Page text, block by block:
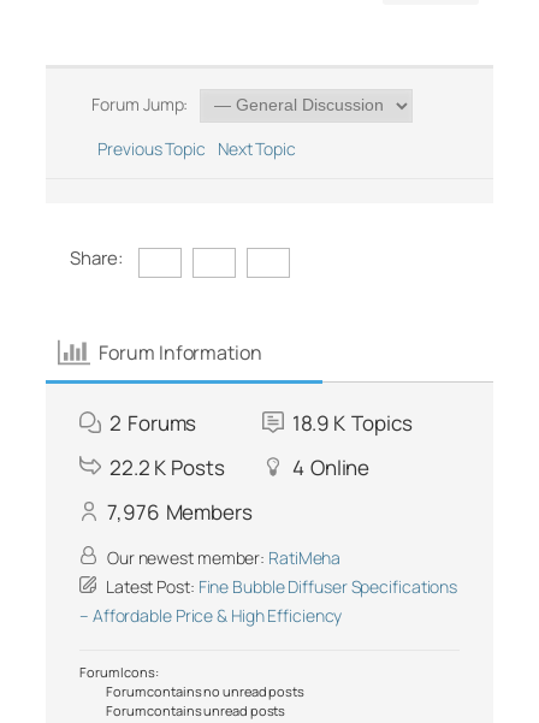
Forum Jump:
Previous Topic
Next Topic
Share:
Forum Information
2 Forums 18.9 K Topics
22.2 K Posts 4 Online
7,976 Members
Our newest member: RatiMeha
Latest Post: Fine Bubble Diffuser Specifications
– Affordable Price & High Efficiency
Forum Icons:
Forum contains no unread posts
Forum contains unread posts